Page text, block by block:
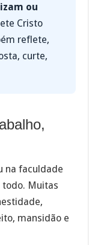
ou
Cristo
reflete,
curte,
na faculdade
Muitas
mansidão e